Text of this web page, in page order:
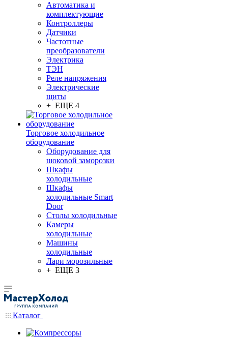
Автоматика и
комплектующие
Контроллеры
Датчики
Частотные
преобразователи
Электрика
ТЭН
Реле напряжения
Электрические
щиты
+ ЕЩЕ 4
Торговое холодильное
оборудование
Оборудование для
шоковой заморозки
Шкафы
холодильные
Шкафы
холодильные Smart
Door
Столы холодильные
Камеры
холодильные
Машины
холодильные
Лари морозильные
+ ЕЩЕ 3
Каталог